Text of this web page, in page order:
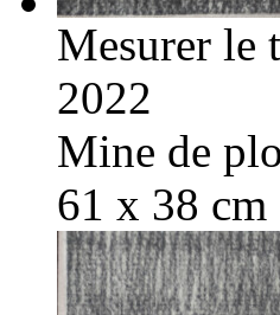
Mesurer le
2022
Mine de
61 x 38 cm